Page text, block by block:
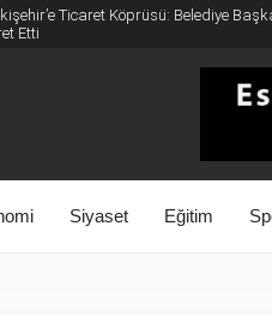
Ticaret Köprüsü: Belediye
Etti
Siyaset Eğitim